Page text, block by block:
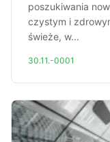
poszukiwania
czystym i
świeże, w...
30.11.-0001